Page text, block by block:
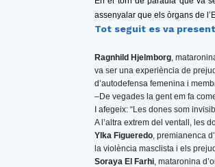
assenyalar que els òrgans de
Tot seguit es va
Ragnhild Hjelmborg,
va ser una experiència de
d’autodefensa femenina i
–De vegades la gent em fa
I afegeix: “Les dones som
A l’altra extrem del ventall, les
Ylka Figueredo, premianenca
la violència masclista i els
Soraya El Farhi, mataronina